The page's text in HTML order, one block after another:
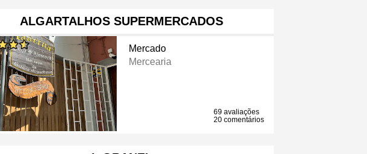
ALGARTALHOS SUPERMERCADOS
Mercado
Mercearia
69 avaliações
20 comentários